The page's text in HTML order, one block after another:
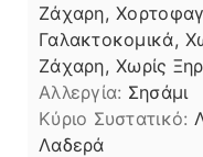
Ζάχαρη,
Γαλακτοκομικά,
Ζάχαρη, Χωρίς
Αλλεργία: Σησάμι
Kύριο Συστατικό:
Λαδερά